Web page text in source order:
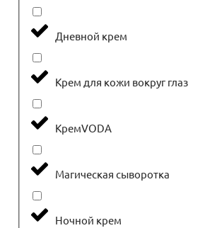
Дневной крем
Крем для кожи вокруг глаз
КремVODА
Магическая сыворотка
Ночной крем